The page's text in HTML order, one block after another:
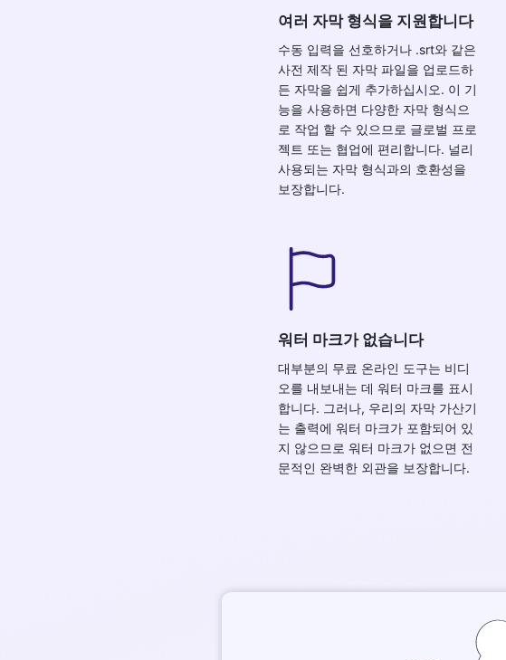
여러 자막 형식을 지원합니다
수동 입력을 선호하거나 .srt와 같은
사전 제작 된 자막 파일을 업로드하
든 자막을 쉽게 추가하십시오. 이 기
능을 사용하면 다양한 자막 형식으
로 작업 할 수 있으므로 글로벌 프로
젝트 또는 협업에 편리합니다. 널리
사용되는 자막 형식과의 호환성을
보장합니다.
워터 마크가 없습니다
대부분의 무료 온라인 도구는 비디
오를 내보내는 데 워터 마크를 표시
합니다. 그러나, 우리의 자막 가산기
는 출력에 워터 마크가 포함되어 있
지 않으므로 워터 마크가 없으면 전
문적인 완벽한 외관을 보장합니다.